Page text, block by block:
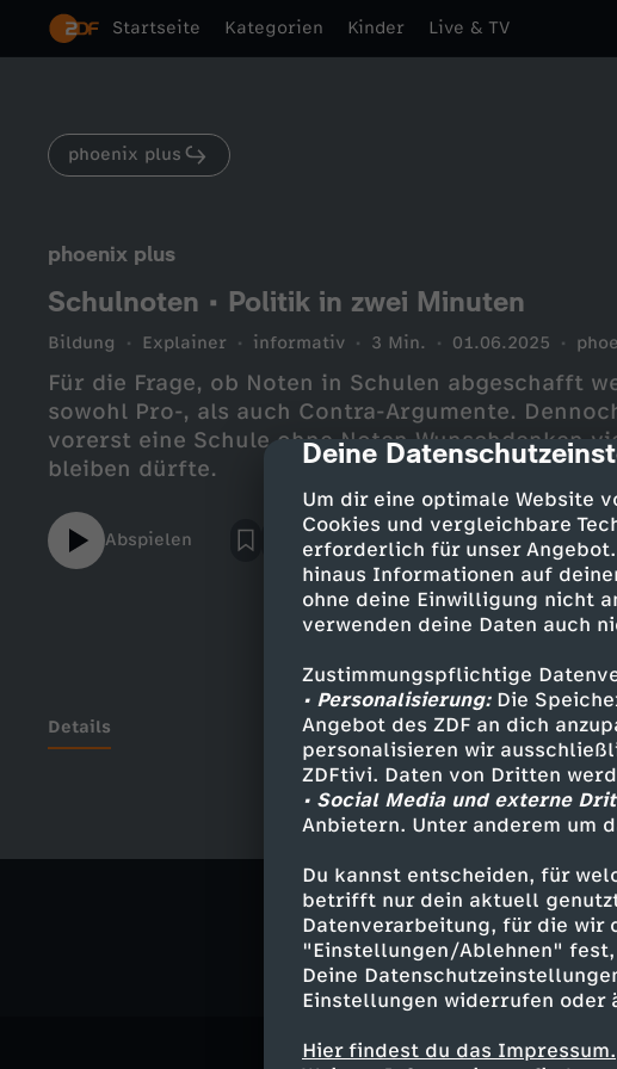
cmp-dialog-
Deine
Um dir eine optimale Website
Cookies und vergleichbare
erforderlich für unser
hinaus Informationen auf
ohne deine Einwilligung nicht
verwenden deine Daten auch
Zustimmungspflichtige
• Personalisierung:Die
Angebot des ZDF an dich
personalisieren wir
ZDFtivi. Daten von Dritten
• Social Media und externe
Anbietern. Unter anderem um
Du kannst entscheiden, für
betrifft nur dein aktuell
Datenverarbeitung, für die wir
"Einstellungen/Ablehnen"
Deine
Einstellungen widerrufen oder
Hier findest du das Impressum.
Startseite Kategorien Kinder Live & TV
phoenix plus
phoenix plus
Schulnoten • Politik in zwei Minuten
Bildung Explainer informativ 3 Min. 01.06.2025
Für die Frage, ob Noten in Schulen abgeschafft
sowohl Pro-, als auch Contra-Argumente.
vorerst eine Schule ohne Noten Wunschdenken
bleiben dürfte.
Abspielen
Details
Ähnliche
Bildung Explainer